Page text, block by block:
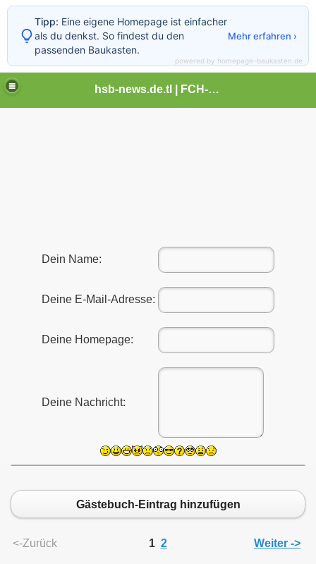
hsb-news.de.tl | FCH-Newsseite
Dein Name:
Deine E-Mail-Adresse:
Deine Homepage:
Deine Nachricht:
Gästebuch-Eintrag hinzufügen
<-Zurück 1 2 Weiter ->
Tipp: Eine eigene Homepage ist einfacher
als du denkst. So findest du den
passenden Baukasten.
Mehr erfahren ›
powered by homepage-baukasten.de